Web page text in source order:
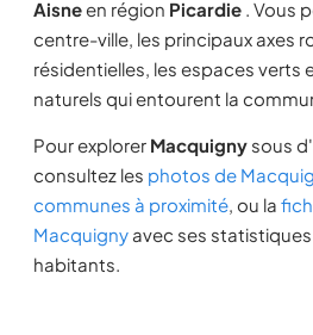
Aisneen région Picardie . Vous
centre-ville, les principaux axes
résidentielles, les espaces verts
naturels qui entourent la
Pour explorer Macquigny sous
consultez les photos de
communes à proximité, ou la
Macquigny avec ses statistiques
habitants.